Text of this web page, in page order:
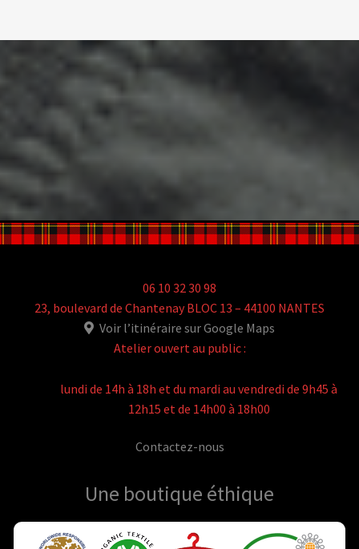
06 10 32 30 98
23, boulevard de Chantenay BLOC 13 – 44100 NANTES
Voir l’itinéraire sur Google Maps
Atelier ouvert au public :
lundi de 14h à 18h et du mardi au vendredi de 9h45 à
12h15 et de 14h00 à 18h00
Contactez-nous
Une boutique éthique